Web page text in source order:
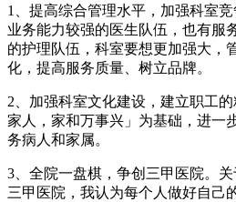
1、提高综合管理水平，加强科室
业务能力较强的医生队伍，也有服
的护理队伍，科室要想更加强大，
化，提高服务质量、树立品牌。
2、加强科室文化建设，建立职工
家人，家和万事兴」为基础，进一
务病人和家属。
3、全院一盘棋，争创三甲医院。
三甲医院，我认为每个人做好自己